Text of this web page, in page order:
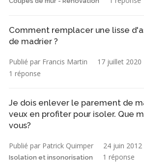
Comment remplacer une lisse
de madrier ?
Publié par Francis Martin 17 juillet 2020
1 réponse
Je dois enlever le parement de
veux en profiter pour isoler. Que
vous?
Publié par Patrick Quimper 24 juin 2012
Isolation et insonorisation 1 réponse